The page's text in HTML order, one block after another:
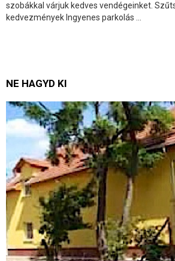
szobákkal várjuk kedves vendégeinket.
kedvezmények Ingyenes parkolás ...
NE HAGYD KI